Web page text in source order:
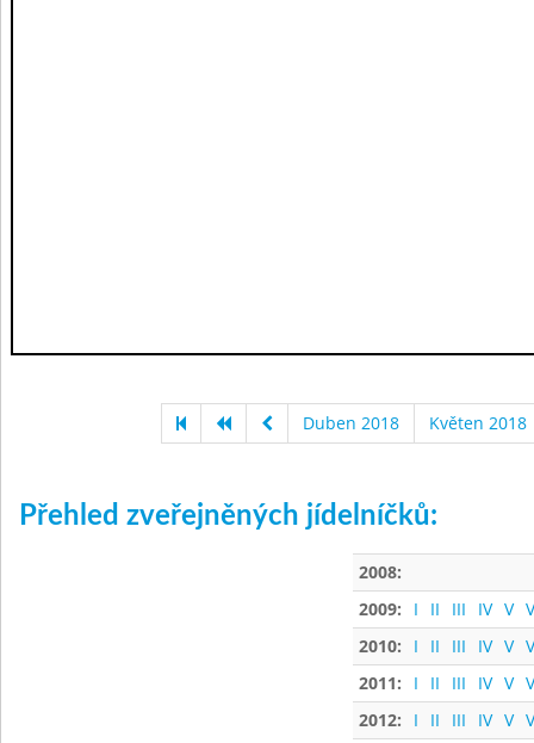
Duben 2018 Květen 2018
Přehled zveřejněných jídelníčků:
2008:
2009:
I II III IV V
2010:
I II III IV V
2011:
I II III IV V
2012:
I II III IV V